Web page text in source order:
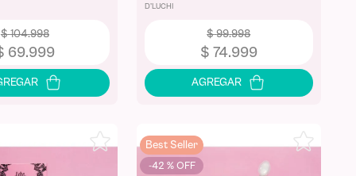
$ 104.998
69.999
D'LUCHI
$ 99.998
$ 74.999
-42 %
Best Seller